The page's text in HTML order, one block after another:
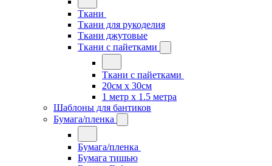
Ткани
Ткани для рукоделия
Ткани джутовые
Ткани с пайетками
Ткани с пайетками
20см х 30см
1 метр х 1.5 метра
Шаблоны для бантиков
Бумага/пленка
Бумага/пленка
Бумага тишью